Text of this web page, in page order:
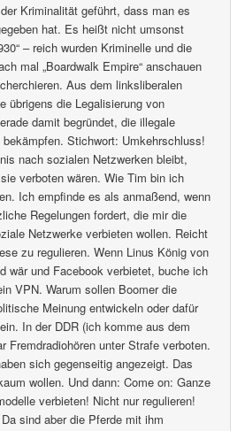
Kriminalität geführt, dass man es
hat. Es heißt nicht umsonst
– reich wurden Kriminelle und die
mal „Boardwalk Empire“ anschauen
Aus dem linksliberalen
übrigens die Legalisierung von
damit begründet, die illegale
bekämpfen. Stichwort: Umkehrschluss!
nach sozialen Netzwerken bleibt,
verboten wären. Wie Tim bin ich
Ich empfinde es als anmaßend, wenn
Regelungen fordert, die mir die
Netzwerke verbieten wollen. Reicht
zu regulieren. Wenn Linus König von
wär und Facebook verbietet, buche ich
VPN. Warum sollen Boomer die
Meinung entwickeln oder dafür
In der DDR (ich komme aus dem
Fremdradiohören unter Strafe verboten.
sich gegenseitig angezeigt. Das
wollen. Und dann: Come on: Ganze
verbieten! Nicht nur regulieren!
sind aber die Pferde mit ihm